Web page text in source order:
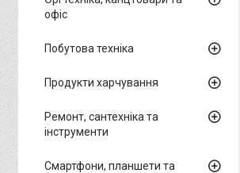
офіс
Побутова техніка
Продукти харчування
Ремонт, сантехніка та
інструменти
Смартфони, планшети та